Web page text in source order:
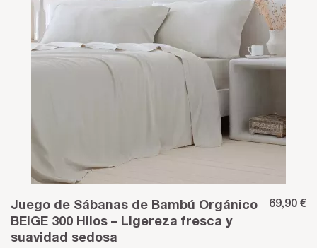
Juego de Sábanas de Bambú Orgánico
BEIGE 300 Hilos – Ligereza fresca y
suavidad sedosa
69,90 €